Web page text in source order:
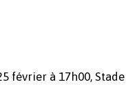
février à 17h00, Stade